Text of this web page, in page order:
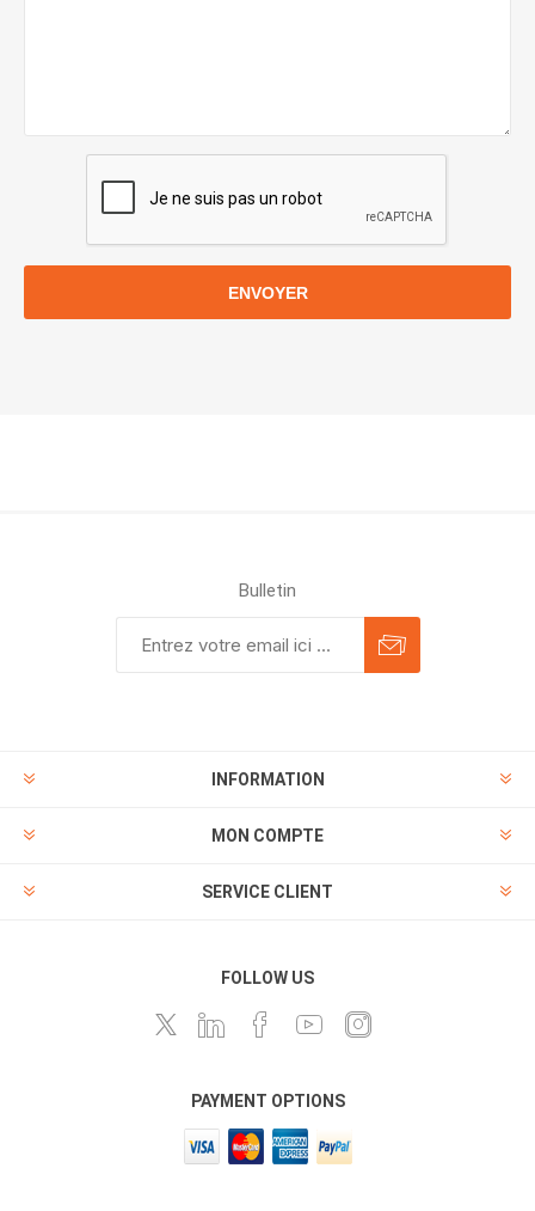
ENVOYER
Bulletin
INFORMATION
MON COMPTE
SERVICE CLIENT
FOLLOW US
PAYMENT OPTIONS